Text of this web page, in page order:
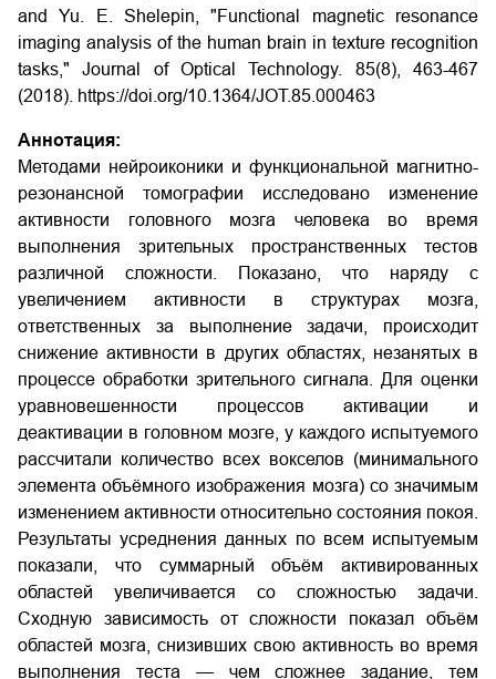
and Yu. E. Shelepin, "Functional magnetic resonance
imaging analysis of the human brain in texture recognition
tasks," Journal of Optical Technology. 85(8), 463-467
(2018). https://doi.org/10.1364/JOT.85.000463
Аннотация:
Методами нейроиконики и функциональной магнитно-
резонансной томографии исследовано изменение
активности головного мозга человека во время
выполнения зрительных пространственных тестов
различной сложности. Показано, что наряду с
увеличением активности в структурах мозга,
ответственных за выполнение задачи, происходит
снижение активности в других областях, незанятых в
процессе обработки зрительного сигнала. Для оценки
уравновешенности процессов активации и
деактивации в головном мозге, у каждого испытуемого
рассчитали количество всех вокселов (минимального
элемента объёмного изображения мозга) со значимым
изменением активности относительно состояния покоя.
Результаты усреднения данных по всем испытуемым
показали, что суммарный объём активированных
областей увеличивается со сложностью задачи.
Сходную зависимость от сложности показал объём
областей мозга, снизивших свою активность во время
выполнения теста — чем сложнее задание, тем